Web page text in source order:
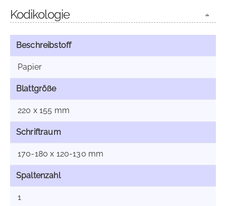
Kodikologie
Beschreibstoff
Papier
Blattgröße
220 x 155 mm
Schriftraum
170-180 x 120-130 mm
Spaltenzahl
1